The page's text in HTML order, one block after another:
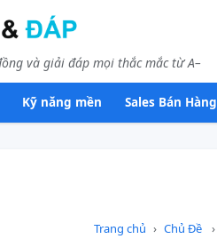
và giải đáp mọi thắc mắc từ A–
Kỹ năng mền Sales Bán Hàng
Trang chủ Chủ Đề